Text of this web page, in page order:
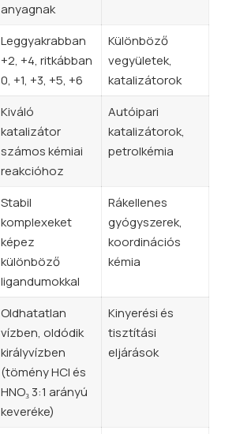
anyagnak
Leggyakrabban
+2, +4, ritkábban
0, +1, +3, +5, +6
Különböző
vegyületek,
katalizátorok
Kiváló
katalizátor
számos kémiai
reakcióhoz
Autóipari
katalizátorok,
petrolkémia
Stabil
komplexeket
képez
különböző
ligandumokkal
Rákellenes
gyógyszerek,
koordinációs
kémia
Oldhatatlan
vízben, oldódik
királyvízben
(tömény HCl és
HNO₃ 3:1 arányú
keveréke)
Kinyerési és
tisztítási
eljárások